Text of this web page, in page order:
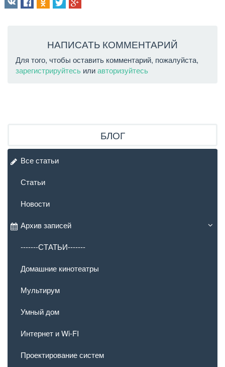
НАПИСАТЬ КОММЕНТАРИЙ
Для того, чтобы оставить комментарий, пожалуйста,
зарегистрируйтесь илиавторизуйтесь
БЛОГ
Все статьи
Статьи
Новости
Архив записей
-------СТАТЬИ-------
Домашние кинотеатры
Мультирум
Умный дом
Интернет и Wi-FI
Проектирование систем